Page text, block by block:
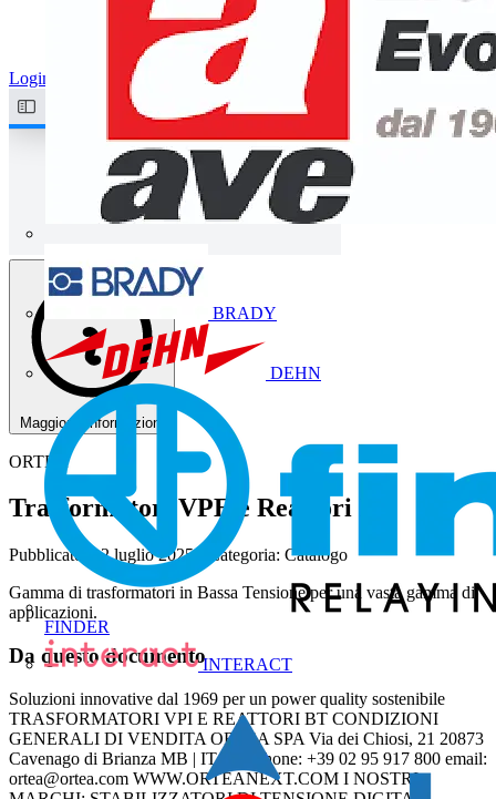
BRADY
DEHN
FINDER
INTERACT
Login
Maggiorni informazioni
ORTEA
Trasformatori VPE e Reattori BT
Pubblicato: 12 luglio 2025
· Categoria: Catalogo
Gamma di trasformatori in Bassa Tensione per una vasta gamma di
applicazioni.
Da questo documento
Soluzioni innovative dal 1969 per un power quality sostenibile
TRASFORMATORI VPI E REATTORI BT CONDIZIONI
GENERALI DI VENDITA ORTEA SPA Via dei Chiosi, 21 20873
Cavenago di Brianza MB | ITALY phone: +39 02 95 917 800 email:
ortea@ortea.com WWW.ORTEANEXT.COM I NOSTRI